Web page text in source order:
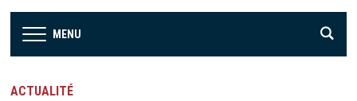
MENU
ACTUALITÉ